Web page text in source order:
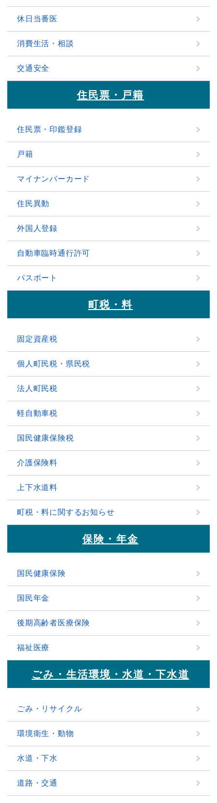
休日当番医
消費生活・相談
交通安全
住民票・戸籍
住民票・印鑑登録
戸籍
マイナンバーカード
住民異動
外国人登録
自動車臨時通行許可
パスポート
町税・料
固定資産税
個人町民税・県民税
法人町民税
軽自動車税
国民健康保険税
介護保険料
上下水道料
町税・料に関するお知らせ
保険・年金
国民健康保険
国民年金
後期高齢者医療保険
福祉医療
ごみ・生活環境・水道・下水道
ごみ・リサイクル
環境衛生・動物
水道・下水
道路・交通